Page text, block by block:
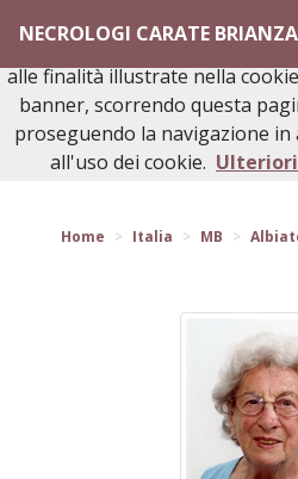
NECROLOGI CARATE BRIANZA
Torna
Home Italia MB
Questo sito o gli strumenti
avvalgono di cookie
alle finalità illustrate nella
banner, scorrendo questa
proseguendo la navigazione
all'uso dei cookie.